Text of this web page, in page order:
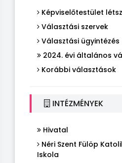
Képviselőtestület
Választási szervek
Választási ügyintézés
2024. évi általános
Korábbi választások
INTÉZMÉNYEK
Hivatal
Néri Szent Fülöp
Iskola